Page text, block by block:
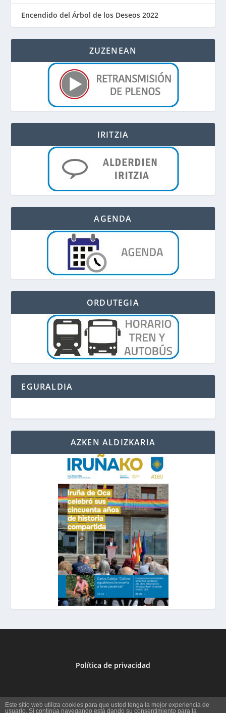
Encendido del Árbol de los Deseos 2022
ZUZENEAN
IRITZIA
AGENDA
ORDUTEGIA
EGURALDIA
AZKEN ALDIZKARIA
Política de privacidad
Este sitio web utiliza cookies para que usted tenga la mejor experiencia de
usuario. Si continúa navegando está dando su consentimiento para la